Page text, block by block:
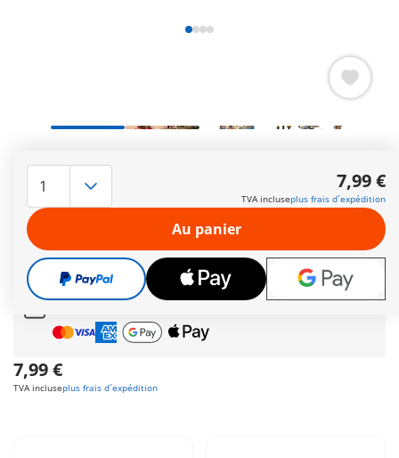
fonctionnel et deux projectiles de feu.
Autres informations
de livraison 4 à 7 jours ouvrés
Cadeauincroyable offert dès 35 € d’achat!
Livraison gratuite
pour toute commande dès60 €
7,99 €
TVA incluseplus frais d´expédition
7,99 €
TVA incluseplus frais d´expédition
Au panier